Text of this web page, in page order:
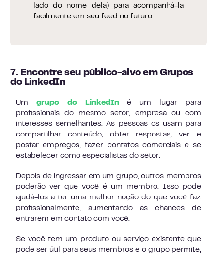
lado do nome dela) para acompanhá-la
facilmente em seu feed no futuro.
7. Encontre seu público-alvo em Grupos
do LinkedIn
Um grupo do LinkedIné um lugar para
profissionais do mesmo setor, empresa ou com
interesses semelhantes. As pessoas os usam para
compartilhar conteúdo, obter respostas, ver e
postar empregos, fazer contatos comerciais e se
estabelecer como especialistas do setor.
Depois de ingressar em um grupo, outros membros
poderão ver que você é um membro. Isso pode
ajudá-los a ter uma melhor noção do que você faz
profissionalmente, aumentando as chances de
entrarem em contato com você.
Se você tem um produto ou serviço existente que
pode ser útil para seus membros e o grupo permite,